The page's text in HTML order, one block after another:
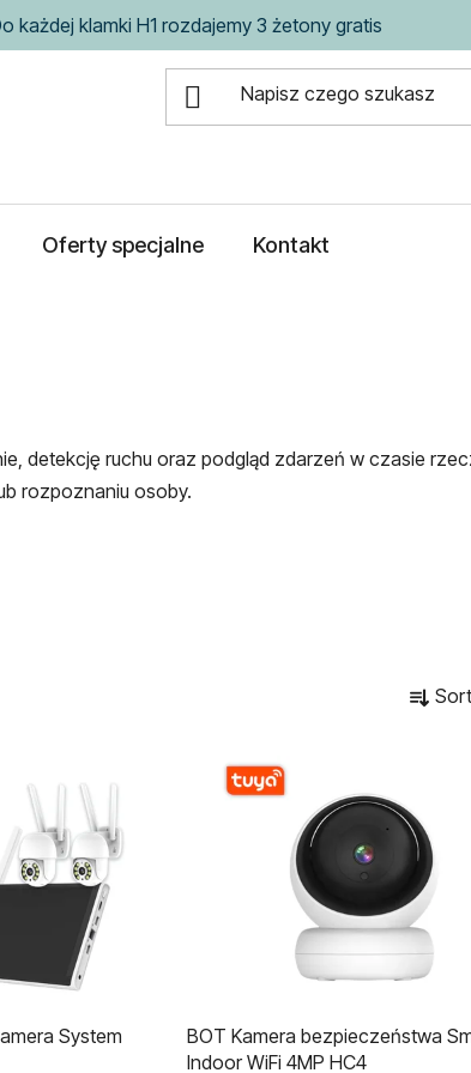
każdej klamki H1 rozdajemy 3 żetony gratis
Oferty specjalne Kontakt
detekcję ruchu oraz podgląd zdarzeń w czasie
rozpoznaniu osoby.
o
o
w
a
n
i
e
p
o
System
BOT Kamera bezpieczeństwa
Indoor WiFi 4MP HC4